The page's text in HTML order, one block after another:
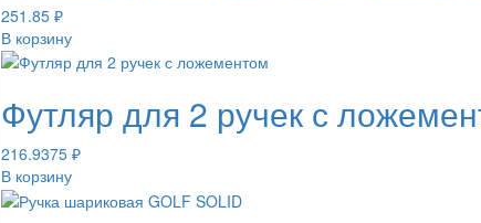
251.85 ₽
В корзину
Футляр для 2 ручек с
216.9375 ₽
В корзину